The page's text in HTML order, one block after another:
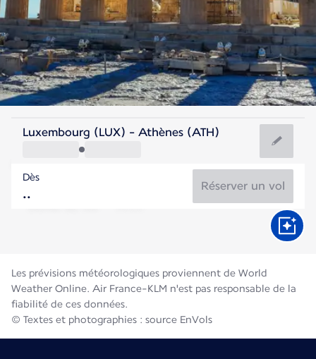
Grèce
Athènes
Grèce
Durée du vol
Luxembourg (LUX) - Athènes (ATH)
Dès
Réserver un vol
Les prévisions météorologiques proviennent de World
Weather Online. Air France-KLM n'est pas responsable de la
fiabilité de ces données.
© Textes et photographies : source EnVols